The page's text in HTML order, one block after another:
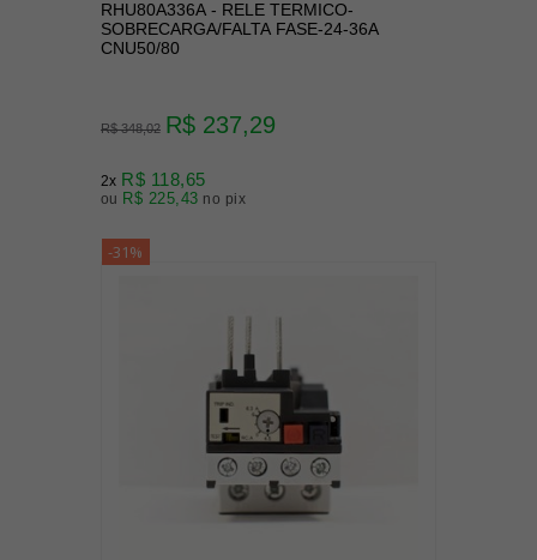
RHU80A336A - RELE TERMICO-
SOBRECARGA/FALTA FASE-24-36A
CNU50/80
R$ 348,02 R$ 237,29
2x R$ 118,65
ou R$ 225,43 no pix
-31%